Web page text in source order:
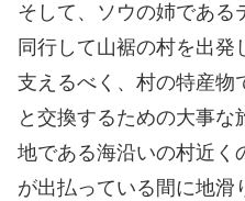
そして、ソウの姉である
同行して山裾の村を出
支えるべく、村の特産物
と交換するための大事な
地である海沿いの村近く
が出払っている間に地滑